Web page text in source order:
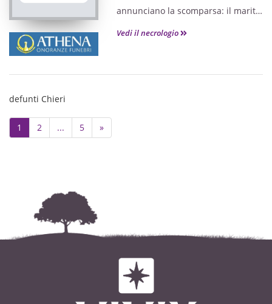
annunciano la scomparsa: il marito
Giuseppe, il figlio Antonio, i parenti
Vedi il necrologio
defunti Chieri
1 2 ... 5 »Next